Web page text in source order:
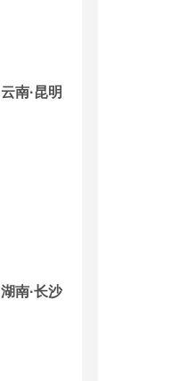
云南·昆明
湖南·长沙